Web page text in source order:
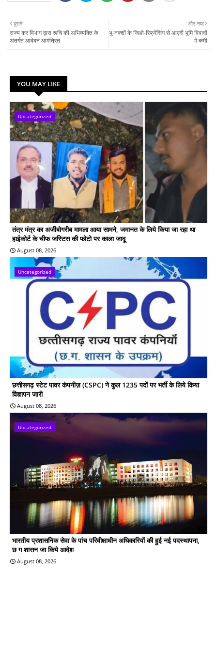
और नया
भू-नक्शों के जिओ-रिफ्रेंसिंग से आएगी भूमि विवादों
में कमी
पुराने
राज्य कर विभाग द्वारा रूचि की अभिव्यक्ति के
अंतर्गत आवेदन आमंत्रित
YOU MAY LIKE
Uncategorized
तंत्र मंत्र का अजीबोगरीब मामला आया सामने, जमानत के लिये किया जा रहा था
हाईकोर्ट के चीफ जस्टिस की फोटो पर काला जादू
August 08, 2026
Uncategorized
छत्तीसगढ़ स्टेट पावर कंपनीज़ (CSPC) ने कुल 1235 पदों पर भर्ती के लिये किया
विज्ञापन जारी
August 08, 2026
Uncategorized
भारतीय प्रशासनिक सेवा के पांच परिवीक्षाधीन अधिकारियों की हुई नई पदस्थापना,
छ ग शासन जा किये आदेश
August 08, 2026